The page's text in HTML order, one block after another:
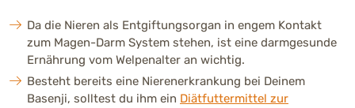
Da die Nieren als Entgiftungsorgan in engem Kontakt
zum Magen-Darm System stehen, ist eine darmgesunde
Ernährung vom Welpenalter an wichtig.
Besteht bereits eine Nierenerkrankung bei Deinem
Basenji, solltest du ihm ein Diätfuttermittel zur